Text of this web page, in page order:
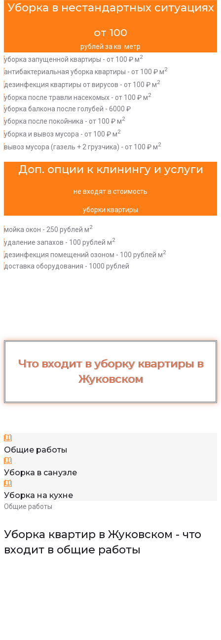
Уборка в нестандартных ситуациях
от 100
рублей за кв. метр
уборка запущенной квартиры - от 100 ₽ м2
антибактериальная уборка квартиры - от 100 ₽ м2
дезинфекция квартиры от вирусов - от 100 ₽ м2
уборка после травли насекомых - от 100 ₽ м2
уборка балкона после голубей - 6000 ₽
уборка после покойника - от 100 ₽ м2
уборка и вывоз мусора - от 100 ₽ м2
вывоз мусора (газель + 2 грузчика) - от 100 ₽ м2
Доп. опции к клинингу и услуги
не входят в стоимость
уборки квартиры
мойка окон - 250 рублей м2
удаление запахов - 100 рублей м2
дезинфекция помещений озоном - 100 рублей м2
доставка оборудования - 1000 рублей
Что входит в уборку квартиры в
Жуковском
Общие работы
Уборка в санузле
Уборка на кухне
Общие работы
Уборка квартир в Жуковском - что
входит в общие работы